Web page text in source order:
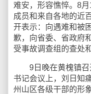
难安，形容憔悴。8
成员和来自各地的近
开表示：向遇难和被
歉，向省委、省政府
受事故调查组的查处
9日晚在黄槐镇召
书记会议上，刘日知
州山区各级干部的形